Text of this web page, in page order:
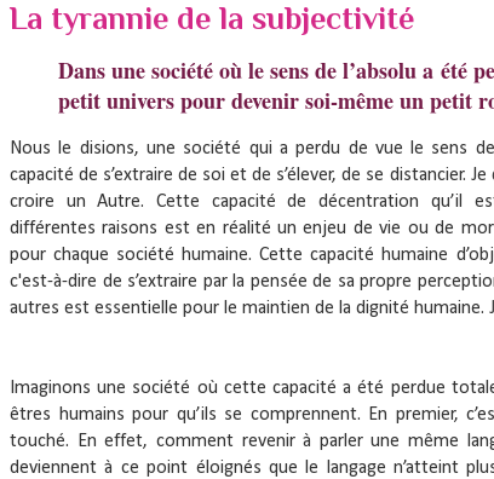
La tyrannie de la subjectivité
Dans une société où le sens de l’absolu a été
petit univers pour devenir soi-même un
Nous le disions, une société qui a perdu de vue le sens
capacité de s’extraire de soi et de s’élever, de se distancier.
croire un Autre. Cette capacité de décentration qu’il
différentes raisons est en réalité un enjeu de vie ou de
pour chaque société humaine. Cette capacité humaine
c'est-à-dire de s’extraire par la pensée de sa propre
autres est essentielle pour le maintien de la dignité humaine.
Imaginons une société où cette capacité a été perdue
êtres humains pour qu’ils se comprennent. En premier,
touché. En effet, comment revenir à parler une même
deviennent à ce point éloignés que le langage n’atteint